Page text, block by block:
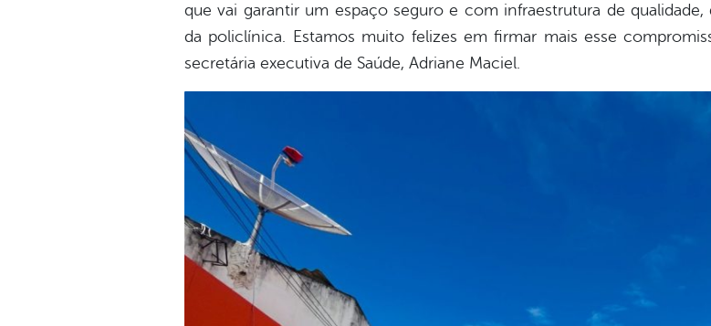
que vai garantir um espaço seguro e com infraestrutura de
da policlínica. Estamos muito felizes em firmar mais esse
secretária executiva de Saúde, Adriane Maciel.